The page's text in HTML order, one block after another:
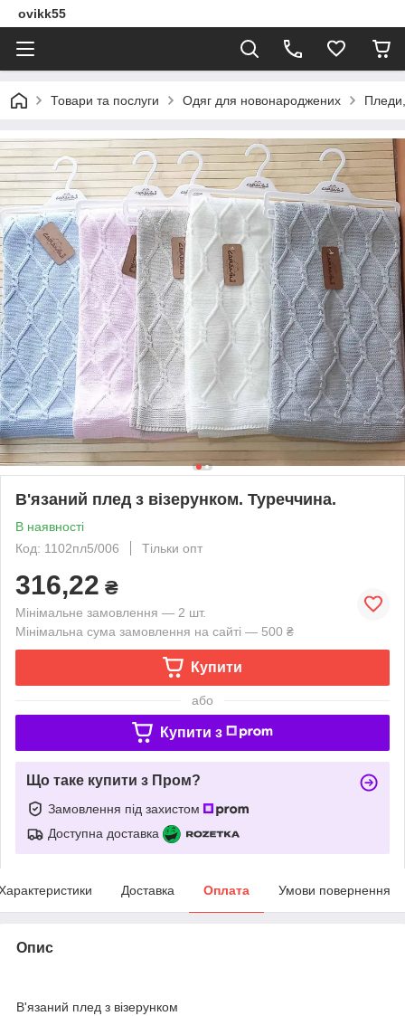
ovikk55
Товари та послуги Одяг для новонароджених
В'язаний плед з візерунком. Туреччина.
В наявності
Код: 1102пл5/006
Тільки опт
316,22 ₴
Мінімальне замовлення — 2 шт.
Мінімальна сума замовлення на сайті — 500 ₴
Купити
або
Купити з
Що таке купити з Пром?
Замовлення під захистом
Доступна доставка
Доставка Оплата Умови повернення
Опис
В'язаний плед з візерунком